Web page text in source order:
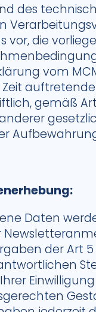
des
vor, die
vom
gemäß
Daten
der Art 5